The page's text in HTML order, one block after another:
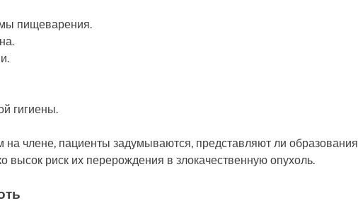
пищеварения.
гигиены.
на члене, пациенты задумываются, представляют ли образования
высок риск их перерождения в злокачественную опухоль.